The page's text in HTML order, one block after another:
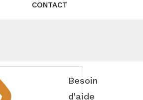
CONTACT
Besoin
d'aide